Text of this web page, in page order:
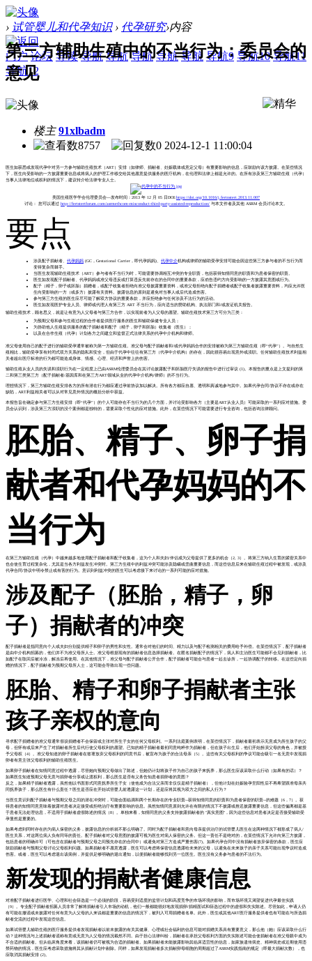
› 试管婴儿和代孕知识 › 代孕研究›内容
门户 论坛 导读 导航 导航 导航 导航 导航 导航9 导航10 导航11
导航12
第三方辅助生殖中的不当行为：委员会的
意见
楼主 91xlbadm
8757
0 2024-12-1 11:00:04
医生如获悉或发现代孕中对另一方参与辅助生殖技术（ART）安排（如律师、捐献者、妊娠载体或意定父母）有重要影响的信息，应鼓励向该方披露。在某些情况
下，医生向受影响的一方披露重要信息或将病人的护理工作移交给其他愿意提供服务的医疗机构，在伦理和法律上都是允许的。在所有涉及第三方辅助生殖（代孕）
当事人法律地位或权利的情况下，建议转介给法律专业人士。
美国生殖医学学会伦理委员会---发布时间：2013 年 12 月 05 日DOI:https://doi.org/10.1016/j.fertnstert.2013.11.007
讨论： 您可以通过 http://fertstertforum.com/asrmethcom-misconduct-third-party-assisted-reproduction/ 与本文作者及其他 ASRM 会员讨论本文。
要点
涉及配子捐献者、 代孕妈妈 (GC，Gestational Carrier，即代孕妈妈)、 代孕中介机构或律师的辅助受孕安排可能会因这些第三方参与者的不当行为而
变得复杂而棘手。
当医生发现辅助生殖技术（ART）参与者有不当行为时，可能需要协调相互冲突的专业职责，包括获得知情同意的职责和为患者保密的职责。
医生如发现配子捐献者、代孕妈妈或准父母违反或打算违反先前存在的合同中的重要条款，应劝告违约方向受影响的一方披露其意图或行为。
配子（精子，卵子或胚胎）捐赠者，或配子收集者拒绝向准父母披露重要资料，或准父母拒绝向配子捐赠者或配子收集者披露重要资料，均应允许医
生向受影响的一方（或多方）披露有关资料。披露信息的原则是避免对当事人或后代造成伤害。
参与第三方生殖的医生应尽可能了解双方协议的重要条款，并应拒绝参与任何涉及不法行为的活动。
医生如发现医护专业人员、律师或代理人有第三方 ART 不当行为，应向适当的赞助机构、执法部门和/或发证机关报告。
辅助生殖技术，顾名思义，就是让有意为人父母者与第三方合作，以实现前者为人父母的愿望。辅助生殖技术第三方可分为三类：
为预期父母和参与生殖过程的合作者提供医疗服务的医生和辅助保健专业人员；
为协助他人生殖提供服务的配子捐献者和配子（精子，卵子和胚胎）收集者（医生）；
以及在合作生殖（代孕）计划各方之间建立和监督正式法律关系的代孕中介机构和律师。
准父母使用自己的配子进行的辅助受孕通常被称为第一方辅助生殖。准父母与配子捐献者和/或代孕妈妈合作的安排被称为第三方辅助生殖（即“代孕”）。与自然生
殖相比，辅助受孕享有封闭式双方关系的隐私和安全，但由于代孕中往往有第三方（代孕中介机构）的存在，因此很容易出现意外或渎职。任何辅助生殖技术利益相
关者超出医疗标准的行为都可能造成身体、情感、心理、经济和声誉上的伤害。
辅助生殖从业人员的失误和渎职行为在一定程度上已由ASRM伦理委员会在其讨论披露配子和胚胎医疗失误的报告中进行过审议 (1)。本报告的重点是上文提到的第
二和第三类第三方（配子捐献者/基因库和在第三方ART领域从业的代孕中介机构/律师）的不当行为。
理想情况下，第三方辅助生殖安排各方的所有潜在行为都应通过孕前协议加以解决。所有各方都应自愿、透明和真诚地参与其中。如果代孕合同/协议不存在或存在
缺陷，ART利益相关者可以从对常见意外情况的概括分析中获益。
本报告旨在确定参与第三方生殖安排（即“代孕”）的个人可能存在不当行为的几个方面，并讨论受影响各方（主要是ART从业人员）可能采取的一系列应对措施。委
员会认识到，涉及第三方渎职的没个案例都是独特的，需要采取个性化的应对措施。此外，在某些情况下可能需要进行专业咨询，包括咨询法律顾问。
胚胎、精子、卵子捐
献者和代孕妈妈的不
当行为
在第三方辅助生殖（代孕）中越来越多地使用配子捐献者和配子收集者，这为个人和夫妇/伴侣成为父母提供了更多的机会（2, 3）。将第三方纳入生育的紧密关系中
也会使生育过程复杂化，尤其是当各方利益发生冲突时。第三方生殖中的利益冲突可能涉及隐瞒或歪曲重要信息，而这些信息后来在辅助生殖过程中被发现，或涉及
代孕合同/协议中明令禁止或有害的行为。意识到利益冲突的医生可以考虑接下来讨论的一系列可能的应对措施。
涉及配子（胚胎，精子，卵
子）捐献者的冲突
配子捐献者是指同意向个人或夫妇分别提供精子和卵子的男性和女性。通常会对他们的时间、精力以及与配子检测相关的费用给予补偿。在某些情况下，配子捐献者
是由中介机构招募的，他们并不为准父母所人士。准父母根据现有的捐献者信息选择捐献者。在匿名捐献配子的情况下，病人和主治医生可能都不会见到捐献者，比
如配子在取回后被冷冻，解冻后再使用。在其他情况下，准父母与配子捐献者公开合作，配子捐献者可能会与患者一起去诊所，一起协调配子的转移。在这些定向捐
赠的情况下，配子捐献者为预期父母所人士，这可能会导致出现一些问题。
胚胎、精子和卵子捐献者主张
孩子亲权的意向
寻求配子捐赠者的准父母通常假设捐赠者不会保留或主张对所生子女的任何父母权利。一系列法庭案例表明，在某些情况下，捐献者最初表示无意成为所生孩子的父
母，但怀有或后来产生了对捐献者所生后代行使父母权利的愿望。已知的精子捐献者最初同意纯粹作为捐献者，但在孩子出生后，他们开始扮演父母的角色，并被授
予父母权（4）。准父母知道的卵子捐献者在签署放弃父母权利的同意书后，被宣布为孩子的合法母亲（5）。这些有关父母权利的争议可能会吸引一名无意中发现捐
卵者有意主张父母权利的辅助生殖医生。
如果卵子捐献者在知情同意过程中透露，尽管她向预期父母做出了陈述，但她仍计划将孩子作为自己的孩子来抚养，那么医生应该采取什么行动（如果有的话）？
如果医生知道预期父母无意与捐卵者分享或让渡权利，那么医生是否有义务告知患者捐卵者的意图？
反之，如果精子捐献者透露，虽然他以书面形式同意抚养所生子女（使他成为合法父亲而非仅仅是精子捐献者），但他计划在妊娠验孕呈阳性后不再希望跟准母亲共
同抚养孩子，那么医生有什么责任？医生是否应在开始试管婴儿前透露这一计划，还是应将其视为双方之间的私人行为？
当医生意识到配子捐献者与预期父母之间的潜在冲突时，可能会面临调和两个长期存在的专业职责--获得知情同意的职责和为患者保密的职责--的难题（6，7）。获
得患者的知情同意意味着披露对患者决定接受或拒绝治疗有重要影响的信息。虽然知情同意原则允许在有限的情况下不披露或推迟披露重要信息，但这些偏离都是基
于患者无法处理信息，不适用于捐献者虚假陈述的情况（8）。单独来看，知情同意的义务支持披露捐献者的 "真实意图"，因为这些信息对患者决定是否接受辅助受
孕显然是重要的。
如果考虑到同时存在的为病人保密的义务，披露信息的分析就不那么明确了。同时为配子捐献者和意向母亲提供治疗的试管婴儿医生在这两种情况下都形成了病人/
医生关系，对这两位病人负有同等的责任。配子捐献者对父母意图的披露可视为医生对病人保密的义务。但这一责任不是绝对的，在某些情况下允许向第三方披露，
包括患者的明确许可（可包含在捐献者与预期父母之间预先存在的合同中）或避免对第三方造成严重伤害(7)。如果代孕合同中没有捐献者放弃保密的条款，医生应
鼓励捐献者与预期父母讨论父母权利问题。如果捐献者不愿意透露，医生可以考虑将保密信息透露给未来的父母，以避免在未来孩子的亲子关系可能出现争议时造成
伤害。或者，医生可以考虑退出该病例，并提供足够明确的退出通知，以便捐献者能够找到另一位医生。医生没有义务参与患者的不法行为。
新发现的捐献者健康信息
对准配子捐献者进行医学、心理和社会筛选是一个必须的阶段，容易受到适度的监管计划和高度竞争的市场环境的影响，而市场环境又渴望促进代孕最佳实践
（9）。专业配子捐献者招募人员非常了解将捐献者引入市场的动机，他们一般都能很好地发现捐卵/捐精面试和筛选过程中的虚假和失实陈述。尽管如此，申请人仍
有可能在撒谎或未披露对任何有意为人父母的人来说都是重要的信息的情况下，被列入可用捐赠者名单。此外，医生或其他ART医疗服务提供者也有可能在与所选捐
献者交流的过程中发现这些信息。
如果试管婴儿辅助生殖的医疗服务提供者发现捐献者以前未披露的有关其健康、心理或社会福利的信息可能对捐赠关系具有重要意义，那么他（她）应该采取什么行
动？这种情况与上述捐献者谎称有意或无意为人父母的情况截然不同。由于担心法律纠纷，捐献者在承担父母权利方面的失实陈述可能会使捐献者在准父母眼中成为
不合适的捐献者。但从临床角度来看，该捐献者仍可被视为合适的捐献者。如果捐献者未能披露影响其临床适宜性的信息，如家族遗传病史、精神病史或近期使用违
禁药物的情况，医生应考虑采取措施将其从捐献计划中剔除。同样，如果发现捐献者多次捐献卵母细胞的周期超过了ASRM实践指南的规定（即最大捐献次数），也
应取消其捐献安排 (2)。